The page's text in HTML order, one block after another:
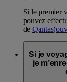
Si le premier
pouvez
de Qantas
Si je
je